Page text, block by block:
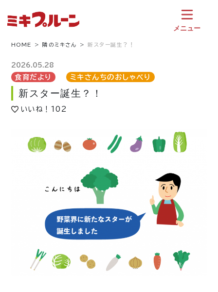
メニュー
HOME 隣のミキさん 新スター誕生？！
2026.05.28
食育だより ミキさんちのおしゃべり
新スター誕生？！
いいね！ 102